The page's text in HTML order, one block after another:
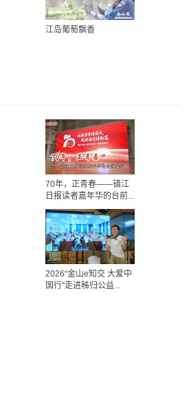
江岛葡萄飘香
70年，正青春——镇江
日报读者嘉年华的台前...
2026“金山e知交 大爱中
国行”走进秭归公益...